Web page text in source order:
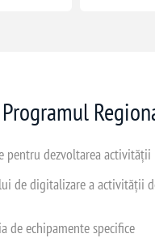
pentru dezvoltarea activității
de digitalizare a activității
de echipamente specifice